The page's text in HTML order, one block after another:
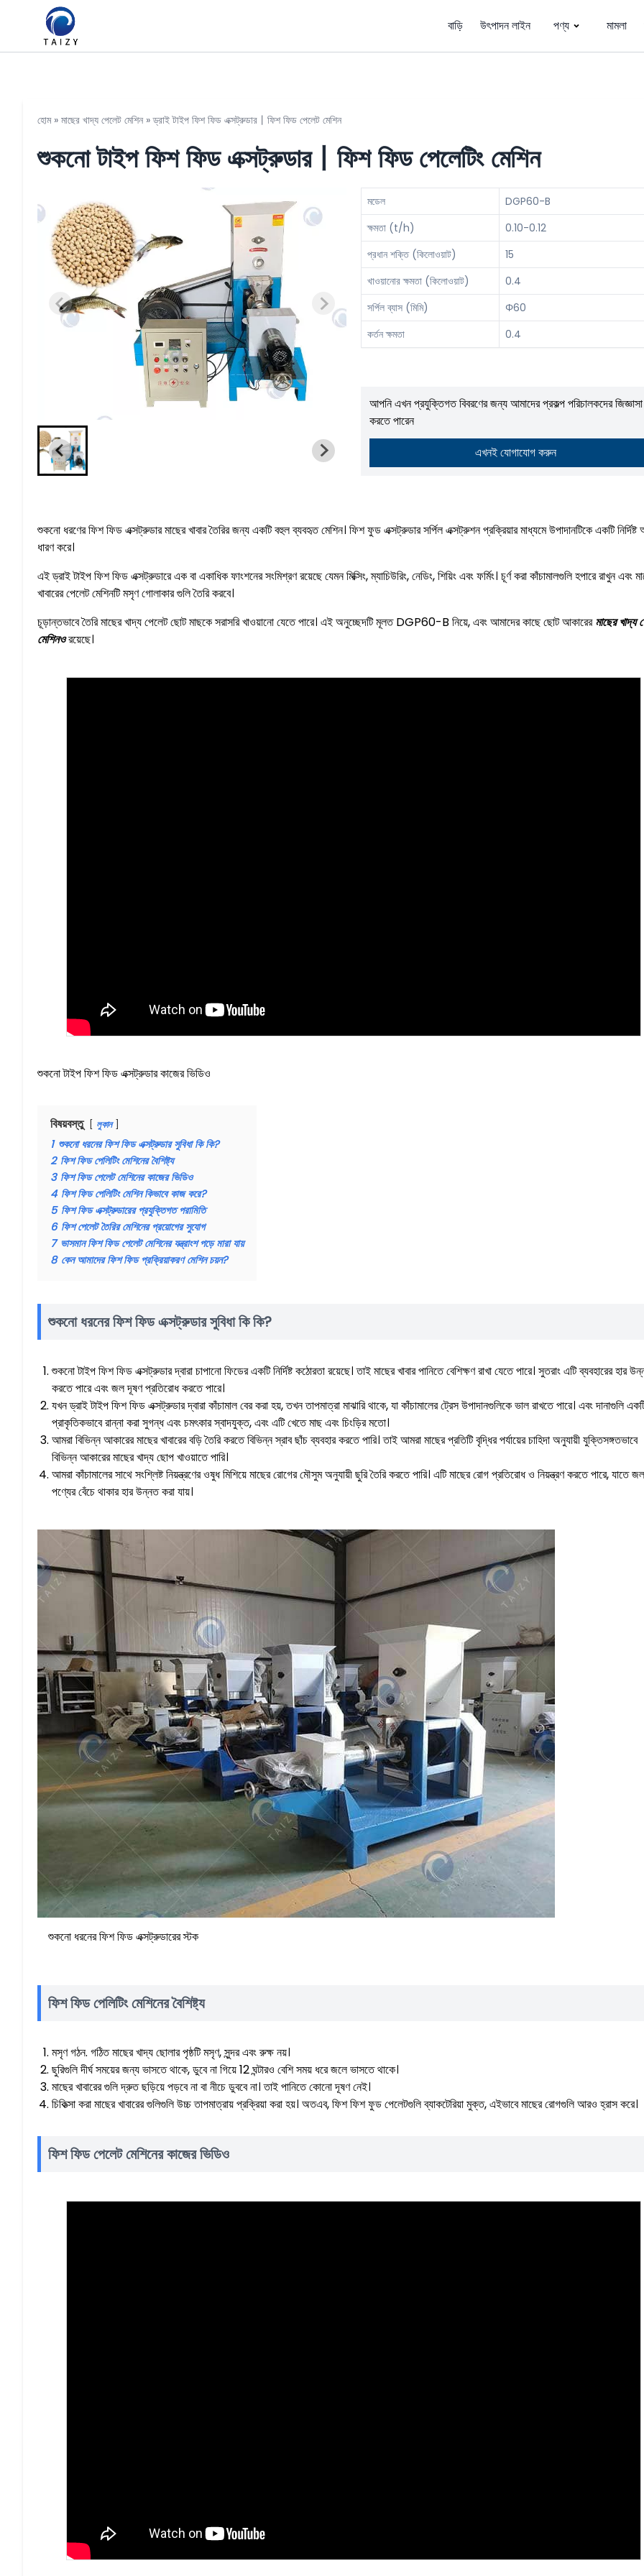
বাড়ি উৎপাদন লাইন পণ্য মামলা
হোম» মাছের খাদ্য পেলেট মেশিন»ড্রাই টাইপ ফিশ ফিড এক্সট্রুডার丨ফিশ ফিড পেলেট মেশিন
শুকনো টাইপ ফিশ ফিড এক্সট্রুডার丨ফিশ ফিড পেলেটিং মেশিন
মডেল
DGP60-B
ক্ষমতা (t/h)
0.10-0.12
প্রধান শক্তি (কিলোওয়াট)
15
খাওয়ানোর ক্ষমতা (কিলোওয়াট)
0.4
সর্পিল ব্যাস (মিমি)
Φ60
কর্তন ক্ষমতা
0.4
আপনি এখন প্রযুক্তিগত বিবরণের জন্য আমাদের প্রকল্প পরিচালকদের জিজ্ঞাসা
করতে পারেন
এখনই যোগাযোগ করুন
শুকনো ধরণের ফিশ ফিড এক্সট্রুডার মাছের খাবার তৈরির জন্য একটি বহুল ব্যবহৃত মেশিন। ফিশ ফুড এক্সট্রুডার সর্পিল এক্সট্রুশন প্রক্রিয়ার মাধ্যমে উপাদানটিকে একটি
ধারণ করে।
এই ড্রাই টাইপ ফিশ ফিড এক্সট্রুডারে এক বা একাধিক ফাংশনের সংমিশ্রণ রয়েছে যেমন মিক্সিং, ম্যাচিউরিং, নেডিং, শিয়িং এবং ফর্মিং। চূর্ণ করা কাঁচামালগুলি হপারে রাখুন এবং
খাবারের পেলেট মেশিনটি মসৃণ গোলাকার গুলি তৈরি করবে।
চূড়ান্তভাবে তৈরি মাছের খাদ্য পেলেট ছোট মাছকে সরাসরি খাওয়ানো যেতে পারে। এই অনুচ্ছেদটি মূলত DGP60-B নিয়ে, এবং আমাদের কাছে ছোট আকারেরমাছের খাদ্য
মেশিনওরয়েছে।
শুকনো টাইপ ফিশ ফিড এক্সট্রুডার কাজের ভিডিও
বিষয়বস্তু লুকান
1 শুকনো ধরনের ফিশ ফিড এক্সট্রুডার সুবিধা কি কি?
2 ফিশ ফিড পেলিটিং মেশিনের বৈশিষ্ট্য
3 ফিশ ফিড পেলেট মেশিনের কাজের ভিডিও
4 ফিশ ফিড পেলিটিং মেশিন কিভাবে কাজ করে?
5 ফিশ ফিড এক্সট্রুডারের প্রযুক্তিগত পরামিতি
6 ফিশ পেলেট তৈরির মেশিনের প্রয়োগের সুযোগ
7 ভাসমান ফিশ ফিড পেলেট মেশিনের যন্ত্রাংশ পড়ে মারা যায়
8 কেন আমাদের ফিশ ফিড প্রক্রিয়াকরণ মেশিন চয়ন?
শুকনো ধরনের ফিশ ফিড এক্সট্রুডার সুবিধা কি কি?
শুকনো টাইপ ফিশ ফিড এক্সট্রুডার দ্বারা চাপানো ফিডের একটি নির্দিষ্ট কঠোরতা রয়েছে। তাই মাছের খাবার পানিতে বেশিক্ষণ রাখা যেতে পারে। সুতরাং এটি ব্যবহারের হার
করতে পারে এবং জল দূষণ প্রতিরোধ করতে পারে।
যখন ড্রাই টাইপ ফিশ ফিড এক্সট্রুডার দ্বারা কাঁচামাল বের করা হয়, তখন তাপমাত্রা মাঝারি থাকে, যা কাঁচামালের ট্রেস উপাদানগুলিকে ভাল রাখতে পারে। এবং দানাগুলি
প্রাকৃতিকভাবে রান্না করা সুগন্ধ এবং চমৎকার স্বাদযুক্ত, এবং এটি খেতে মাছ এবং চিংড়ির মতো।
আমরা বিভিন্ন আকারের মাছের খাবারের বড়ি তৈরি করতে বিভিন্ন স্রাব ছাঁচ ব্যবহার করতে পারি। তাই আমরা মাছের প্রতিটি বৃদ্ধির পর্যায়ের চাহিদা অনুযায়ী যুক্তিসঙ্গতভাবে
বিভিন্ন আকারের মাছের খাদ্য ছোপ খাওয়াতে পারি।
আমরা কাঁচামালের সাথে সংশ্লিষ্ট নিয়ন্ত্রণের ওষুধ মিশিয়ে মাছের রোগের মৌসুম অনুযায়ী ছুরি তৈরি করতে পারি। এটি মাছের রোগ প্রতিরোধ ও নিয়ন্ত্রণ করতে পারে, যাতে
পণ্যের বেঁচে থাকার হার উন্নত করা যায়।
শুকনো ধরনের ফিশ ফিড এক্সট্রুডারের স্টক
ফিশ ফিড পেলিটিং মেশিনের বৈশিষ্ট্য
মসৃণ গঠন. গঠিত মাছের খাদ্য ছোলার পৃষ্ঠটি মসৃণ, সুন্দর এবং রুক্ষ নয়।
ছুরিগুলি দীর্ঘ সময়ের জন্য ভাসতে থাকে, ডুবে না গিয়ে 12 ঘন্টারও বেশি সময় ধরে জলে ভাসতে থাকে।
মাছের খাবারের গুলি দ্রুত ছড়িয়ে পড়বে না বা নীচে ডুববে না। তাই পানিতে কোনো দূষণ নেই।
চিকিত্সা করা মাছের খাবারের গুলিগুলি উচ্চ তাপমাত্রায় প্রক্রিয়া করা হয়। অতএব, ফিশ ফিশ ফুড পেলেটগুলি ব্যাকটেরিয়া মুক্ত, এইভাবে মাছের রোগগুলি আরও হ্রাস করে।
ফিশ ফিড পেলেট মেশিনের কাজের ভিডিও